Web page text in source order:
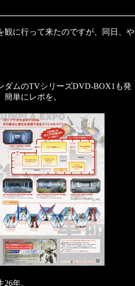
観に行って来たのですが、同日、や
ダムのTVシリーズDVD-BOX1も発
単にレポを。
年。